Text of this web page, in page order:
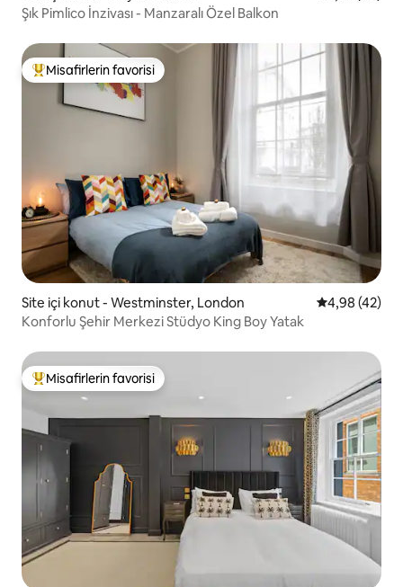
Şık Pimlico İnzivası - Manzaralı Özel Balkon
Misafirlerin favorilerinden en beğenilenler arasında
Misafirlerin favorisi
Site içi konut - Westminster, London 5 üzerinden
4,98 (42)
Konforlu Şehir Merkezi Stüdyo King Boy Yatak
Misafirlerin favorilerinden en beğenilenler arasında
Misafirlerin favorisi